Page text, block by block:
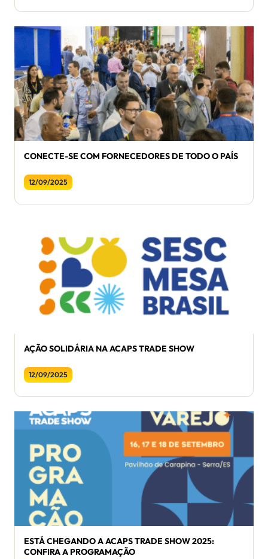
CONECTE-SE COM FORNECEDORES DE TODO O PAÍS
12/09/2025
AÇÃO SOLIDÁRIA NA ACAPS TRADE SHOW
12/09/2025
ESTÁ CHEGANDO A ACAPS TRADE SHOW 2025:
CONFIRA A PROGRAMAÇÃO